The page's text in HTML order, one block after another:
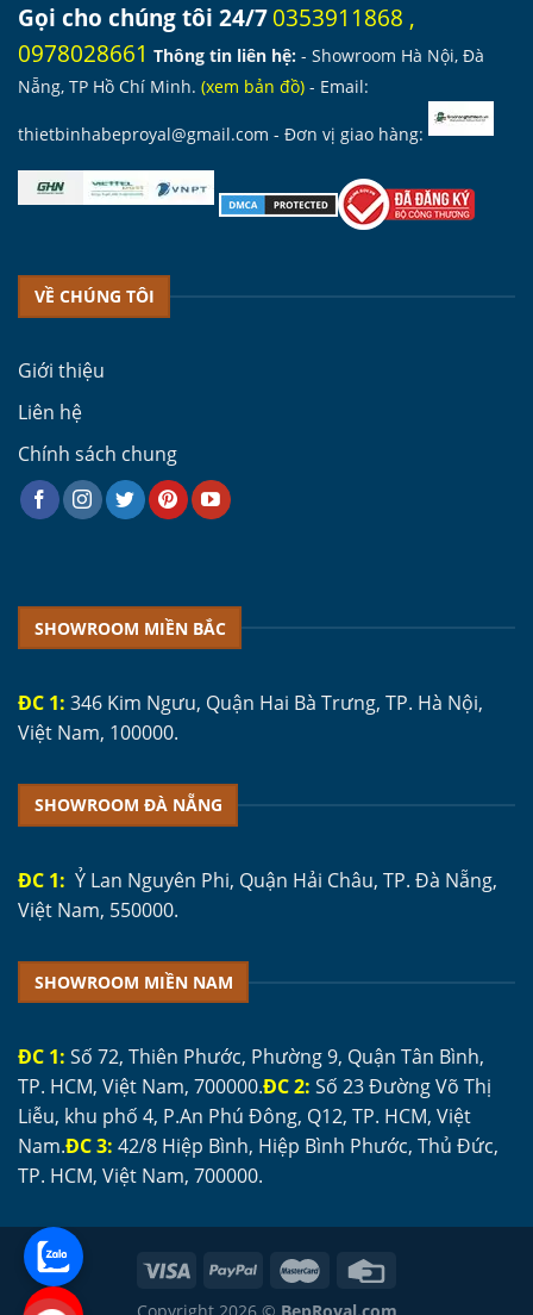
Gọi cho chúng tôi 24/70353911868 ,
0978028661 Thông tin liên hệ: - Showroom Hà Nội, Đà
Nẵng, TP Hồ Chí Minh. (xem bản đồ) - Email:
thietbinhabeproyal@gmail.com - Đơn vị giao hàng:
VỀ CHÚNG TÔI
Giới thiệu
Liên hệ
Chính sách chung
SHOWROOM MIỀN BẮC
ĐC 1: 346 Kim Ngưu, Quận Hai Bà Trưng, TP. Hà Nội,
Việt Nam, 100000.
SHOWROOM ĐÀ NẴNG
ĐC 1: Ỷ Lan Nguyên Phi, Quận Hải Châu, TP. Đà Nẵng,
Việt Nam, 550000.
SHOWROOM MIỀN NAM
ĐC 1: Số 72, Thiên Phước, Phường 9, Quận Tân Bình,
TP. HCM, Việt Nam, 700000.ĐC 2: Số 23 Đường Võ Thị
Liễu, khu phố 4, P.An Phú Đông, Q12, TP. HCM, Việt
Nam.ĐC 3: 42/8 Hiệp Bình, Hiệp Bình Phước, Thủ Đức,
TP. HCM, Việt Nam, 700000.